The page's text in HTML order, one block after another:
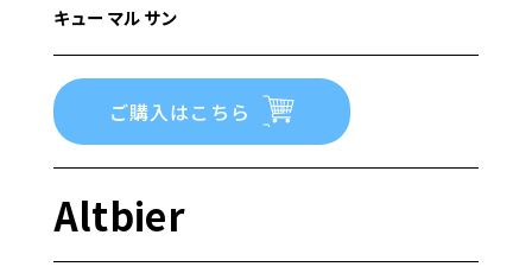
キュー マル サン
ご購入はこちら
Altbier